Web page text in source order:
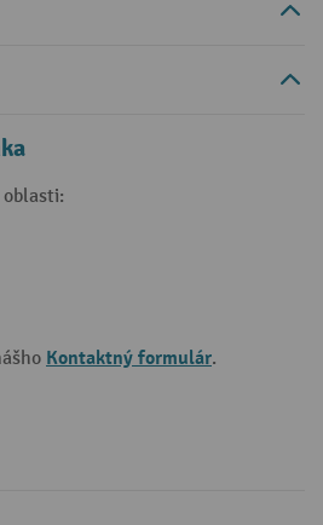
oblasti:
Kontaktný formulár.